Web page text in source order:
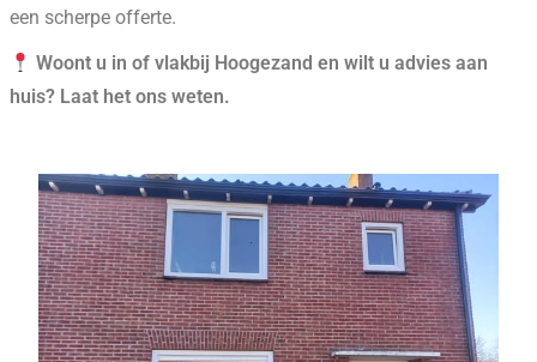
een scherpe offerte.
Woont u in of vlakbij Hoogezand en wilt u advies aan
huis? Laat het ons weten.